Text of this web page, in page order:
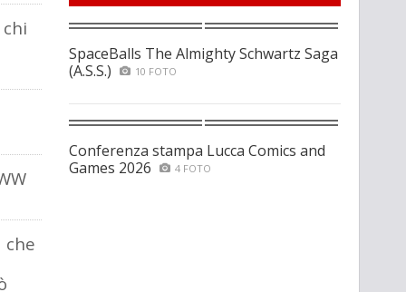
che
SpaceBalls The Almighty Schwartz Saga
(A.S.S.)
10 FOTO
Conferenza stampa Lucca Comics and
Games 2026
4 FOTO